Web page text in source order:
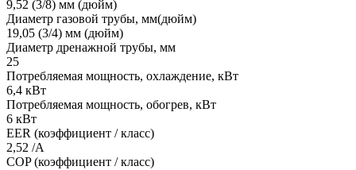
9,52 (3/8) мм (дюйм)
Диаметр газовой трубы, мм(дюйм)
19,05 (3/4) мм (дюйм)
Диаметр дренажной трубы, мм
25
Потребляемая мощность, охлаждение, кВт
6,4 кВт
Потребляемая мощность, обогрев, кВт
6 кВт
EER (коэффициент / класс)
2,52 /A
COP (коэффициент / класс)